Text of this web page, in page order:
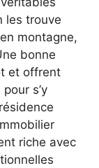
les trouve
montagne,
bonne
et offrent
s’y
riche avec